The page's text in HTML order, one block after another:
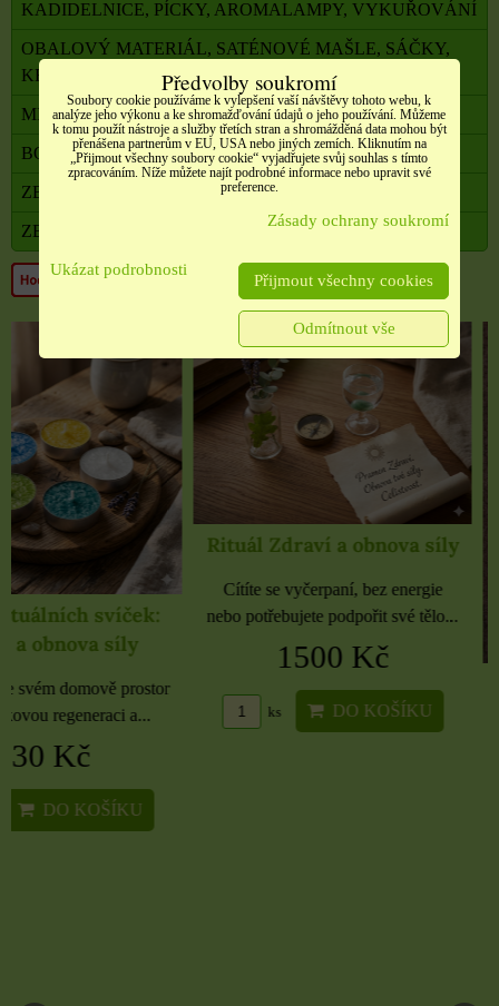
KADIDELNICE, PÍCKY, AROMALAMPY, VYKUŘOVÁNÍ
OBALOVÝ MATERIÁL, SATÉNOVÉ MAŠLE, SÁČKY,
KRABIČKY,
MILADA TERAPEUTKA DUŠE A TĚLA
BONUSOVÝ PROGRAM
ZBOŽÍ V AKCI
ZBOŽÍ VE VÝPRODEJI
Rituál Zdraví a obnova síly
Cítíte se vyčerpaní, bez energie
nebo potřebujete podpořit své tělo...
1500 Kč
ks DO KOŠÍKU
Samolepky černé
rozbaleno
Předvolby soukromí
Soubory cookie používáme k vylepšení vaší návštěvy tohoto webu, k
analýze jeho výkonu a ke shromažďování údajů o jeho používání. Můžeme
k tomu použít nástroje a služby třetích stran a shromážděná data mohou být
přenášena partnerům v EU, USA nebo jiných zemích. Kliknutím na
„Přijmout všechny soubory cookie“ vyjadřujete svůj souhlas s tímto
zpracováním. Níže můžete najít podrobné informace nebo upravit své
preference.
Zásady ochrany soukromí
Ukázat podrobnosti
Přijmout všechny cookies
Odmítnout vše